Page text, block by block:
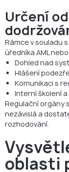
Určení
Rámce v souladu
úředníka AML
Dohled nad
Hlášení
Komunikaci s
Interní školení a
Regulační orgány
nezávislá a
rozhodování.
oblasti